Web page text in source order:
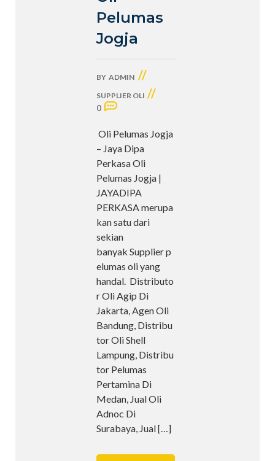
Pelumas
Jogja
BY ADMIN //
SUPPLIER OLI //
0
Oli Pelumas Jogja
– Jaya Dipa
Perkasa Oli
Pelumas Jogja |
JAYADIPA
PERKASA merupa
kan satu dari
sekian
banyak Supplier p
elumas oli yang
handal. Distributo
r Oli Agip Di
Jakarta, Agen Oli
Bandung, Distribu
tor Oli Shell
Lampung, Distribu
tor Pelumas
Pertamina Di
Medan, Jual Oli
Adnoc Di
Surabaya, Jual[…]